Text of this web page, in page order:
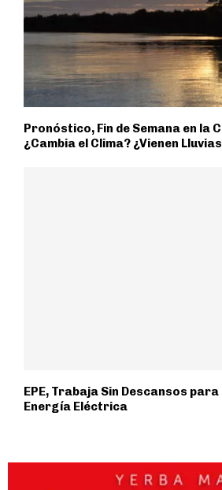
Pronóstico, Fin de Semana en la
¿Cambia el Clima? ¿Vienen
EPE, Trabaja Sin Descansos
Energía Eléctrica